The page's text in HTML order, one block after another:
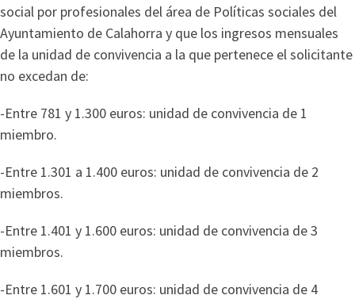
social por profesionales del área de Políticas sociales del
Ayuntamiento de Calahorra y que los ingresos mensuales
de la unidad de convivencia a la que pertenece el solicitante
no excedan de:
-Entre 781 y 1.300 euros: unidad de convivencia de 1
miembro.
-Entre 1.301 a 1.400 euros: unidad de convivencia de 2
miembros.
-Entre 1.401 y 1.600 euros: unidad de convivencia de 3
miembros.
-Entre 1.601 y 1.700 euros: unidad de convivencia de 4